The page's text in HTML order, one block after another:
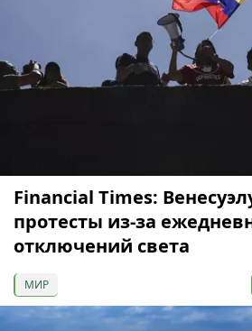
Financial Times:
протесты из-за
отключений света
МИР